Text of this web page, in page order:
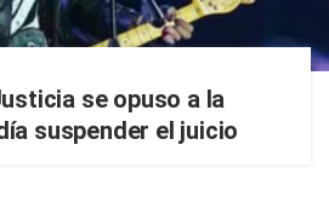
se opuso a la
suspender el juicio